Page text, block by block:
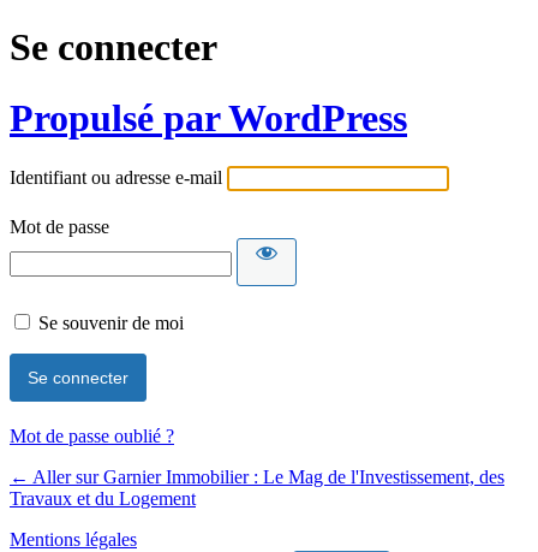
Se connecter
Propulsé par WordPress
Identifiant ou adresse e-mail
Mot de passe
Se souvenir de moi
Mot de passe oublié ?
← Aller sur Garnier Immobilier : Le Mag de l'Investissement, des
Travaux et du Logement
Mentions légales